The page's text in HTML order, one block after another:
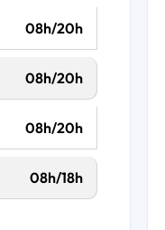
08h/20h
08h/20h
08h/20h
08h/18h